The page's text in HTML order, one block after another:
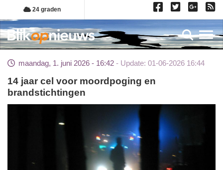
Overslaan
en
naar
de
gaan
24 graden
maandag, 1. juni 2026 - 16:42 Update: 01-06-2026 16:44
14 jaar cel voor moordpoging en
brandstichtingen